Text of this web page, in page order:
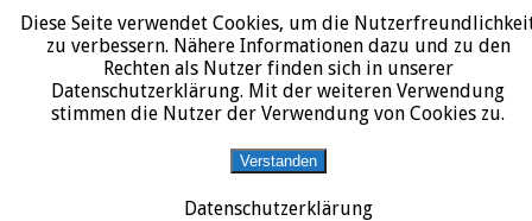
START DATENSCHUTZERKLÄRUNG IMPRESSUM ÜBER JURALIT
JURALIT
Rezensionen juristischer Literatur
Diese Seite verwendet Cookies, um die
zu verbessern. Nähere Informationen dazu und zu den
Rechten als Nutzer finden sich in unserer
Datenschutzerklärung. Mit der weiteren Verwendung
stimmen die Nutzer der Verwendung von Cookies zu.
Verstanden
Datenschutzerklärung